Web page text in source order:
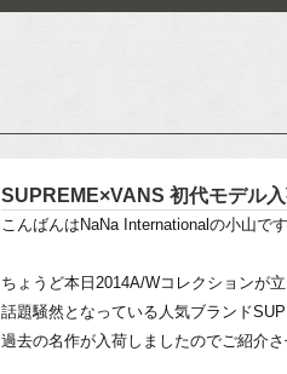
SUPREME×VANS 初代モデル入
こんばんはNaNa Internationalの小山です
ちょうど本日2014A/Wコレクションが
話題騒然となっている人気ブランド
過去の名作が入荷しましたのでご紹介さ